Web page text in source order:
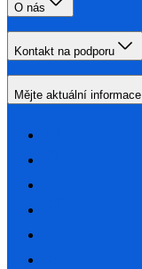
O nás
Kontakt na podporu
Mějte aktuální informace